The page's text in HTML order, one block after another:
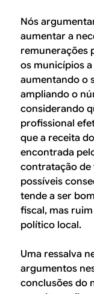
Nós
aumentar a
remunerações
os municípios a
aumentando o
ampliando o
considerando
profissional
que a receita
encontrada
contratação de
possíveis
tende a ser
fiscal, mas
político local.
Uma ressalva
argumentos
conclusões do